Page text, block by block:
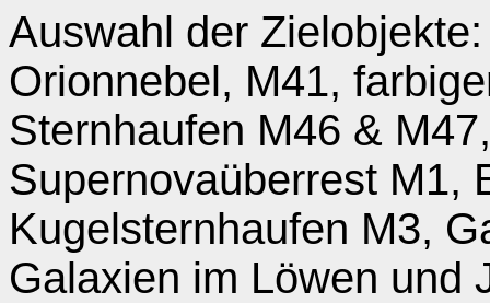
Auswahl der
Orionnebel, M41,
Sternhaufen M46 &
Supernovaüberrest M1,
Kugelsternhaufen M3,
Galaxien im Löwen und